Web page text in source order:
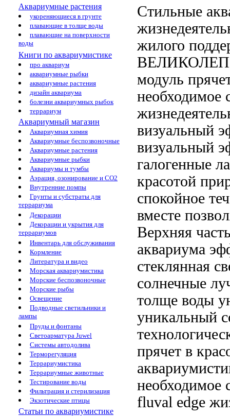
Аквариумные растения
укореняющиеся в грунте
плавающие в толще воды
плавающие на поверхности
воды
Книги по аквариумистике
про аквариум
аквариумные рыбки
аквариумные растения
дизайн аквариума
болезни аквариумных рыбок
террариум
Аквариумный магазин
Аквариумная химия
Аквариумные беспозвоночные
Аквариумные растения
Аквариумные рыбки
Аквариумы и тумбы
Аэрация, озонирование и CO2
Внутренние помпы
Грунты и субстраты для
террариума
Декорации
Декорации и укрытия для
террариумов
Инвентарь для обслуживания
Кормление
Литература и видео
Морская аквариумистика
Морские беспозвоночные
Морские рыбы
Освещение
Подводные светильники и
лампы
Пруды и фонтаны
Светоарматура Juwel
Системы автодолива
Терморегуляция
Террариумистика
Террариумные животные
Тестирование воды
Фильтрация и стерилизация
Экзотические птицы
Статьи по аквариумистике
Стильные
жилого
модуль
необходимое
визуальный
визуальный
галогенные
красотой
спокойное
вместе
Верхняя
аквариума
стеклянная
солнечные
толще воды
уникальный
прячет в
необходимое
fluval edge